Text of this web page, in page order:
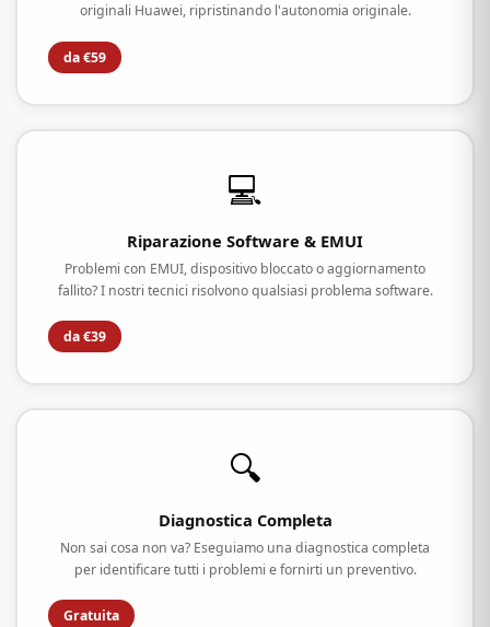
originali Huawei, ripristinando l'autonomia originale.
da €59
💻
Riparazione Software & EMUI
Problemi con EMUI, dispositivo bloccato o aggiornamento
fallito? I nostri tecnici risolvono qualsiasi problema software.
da €39
🔍
Diagnostica Completa
Non sai cosa non va? Eseguiamo una diagnostica completa
per identificare tutti i problemi e fornirti un preventivo.
Gratuita